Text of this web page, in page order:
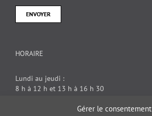
Gérer le consentement
HORAIRE
Lundi au jeudi :
8 h à 12 h et 13 h à 16 h 30